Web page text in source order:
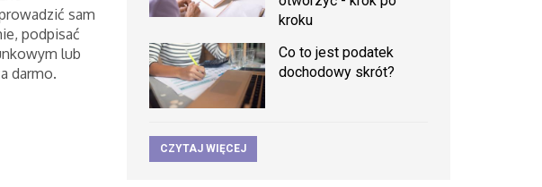
sam
podpisać
lub
darmo.
kroku
Co to jest podatek
dochodowy skrót?
CZYTAJ WIĘCEJ